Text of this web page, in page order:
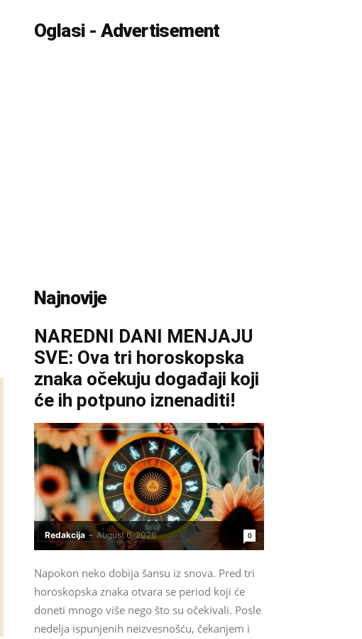
Oglasi - Advertisement
Najnovije
NAREDNI DANI MENJAJU
SVE: Ova tri horoskopska
znaka očekuju događaji koji
će ih potpuno iznenaditi!
Redakcija - August 6, 2026 0
Napokon neko dobija šansu iz snova. Pred tri
horoskopska znaka otvara se period koji će
doneti mnogo više nego što su očekivali. Posle
nedelja ispunjenih neizvesnošću, čekanjem i